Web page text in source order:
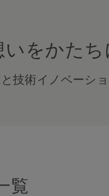
いをかたち
技術イノベーシ
覧